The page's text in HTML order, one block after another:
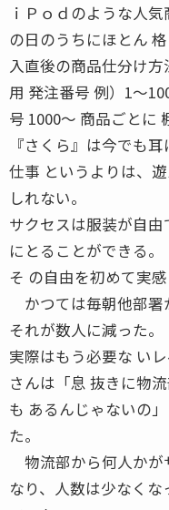
ｉＰｏｄのような人
の日のうちにほと
入直後の商品仕分け
用 発注番号 例）1〜
号 1000〜 商品ごと
『さくら』は今でも耳
仕事 というよりは、
しれない。
サクセスは服装が自
にとることができる。
そ の自由を初めて実感
かつては毎朝他部署
それが数人に減った。
実際はもう必要な い
さんは「息 抜きに物
も あるんじゃないの
た。
物流部から何人かが
なり、人数は少なく